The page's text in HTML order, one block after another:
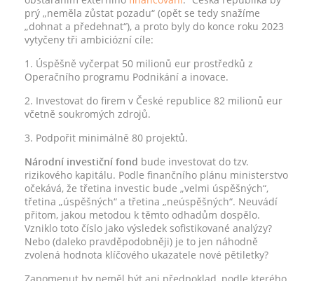
prý „neměla zůstat pozadu“ (opět se tedy snažíme
„dohnat a předehnat“), a proto byly do konce roku 2023
vytyčeny tři ambiciózní cíle:
1. Úspěšně vyčerpat 50 milionů eur prostředků z
Operačního programu Podnikání a inovace.
2. Investovat do firem v České republice 82 milionů eur
včetně soukromých zdrojů.
3. Podpořit minimálně 80 projektů.
Národní investiční fond bude investovat do tzv.
rizikového kapitálu. Podle finančního plánu ministerstvo
očekává, že třetina investic bude „velmi úspěšných“,
třetina „úspěšných“ a třetina „neúspěšných“. Neuvádí
přitom, jakou metodou k těmto odhadům dospělo.
Vzniklo toto číslo jako výsledek sofistikované analýzy?
Nebo (daleko pravděpodobněji) je to jen náhodně
zvolená hodnota klíčového ukazatele nové pětiletky?